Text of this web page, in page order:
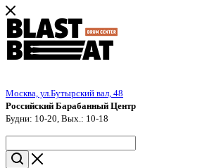
Москва, ул.Бутырский вал, 48
Российский Барабанный Центр
Будни: 10-20, Вых.: 10-18